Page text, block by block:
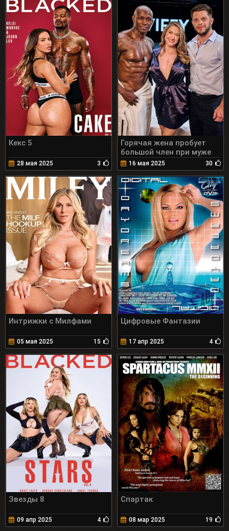
Кекс 5
28 мая 2025 3
Горячая жена пробует
большой член при муже
16 мая 2025 30
Интрижки с Милфами
05 мая 2025 15
Цифровые Фантазии
17 апр 2025 4
Звезды 8
09 апр 2025 4
Спартак
08 мар 2025 19